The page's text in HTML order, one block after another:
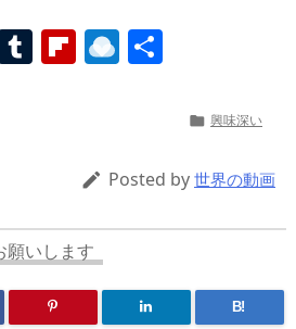
T Fl
ar
d
R
ro
p.
 興味深い
 Posted by 世界の動画
願いします
B!